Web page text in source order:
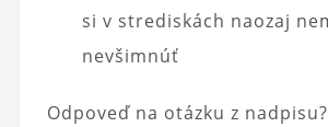
si v strediskách naozaj
nevšimnúť
Odpoveď na otázku z nadpisu?